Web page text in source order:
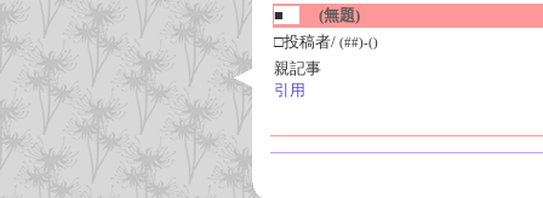
■
(無題)
□投稿者/ (##)-()
親記事
引用